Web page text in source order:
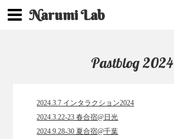
Narumi Lab
Pastblog 2024
2024.3.7 インタラクション2024
2024.3.22-23 春合宿@日光
2024.9.28-30 夏合宿@千葉